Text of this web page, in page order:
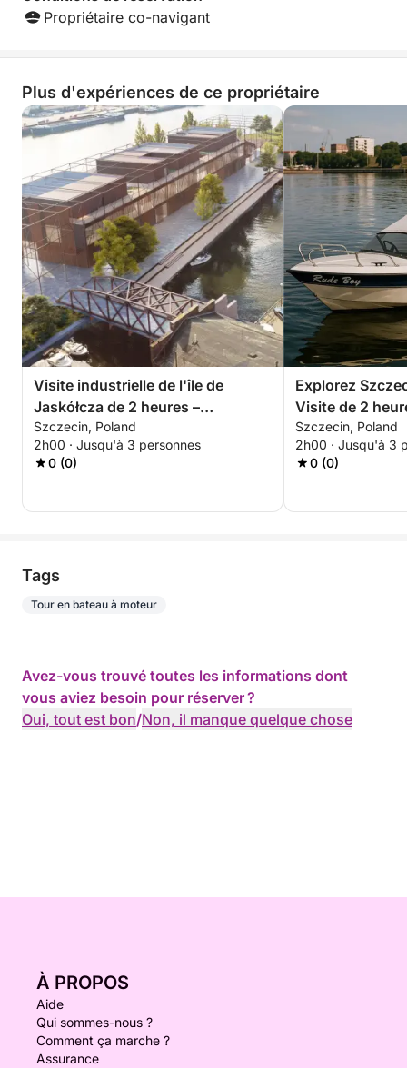
Plus qu'une simple excursion touristique, c'est un
moment de calme, d'apprentissage et de découverte
Réservez votre place dès aujourd'hui et découvrez
le cœur sauvage de Szczecin depuis l'eau.
Propriétaire co-navigant
Plus d'expériences de ce propriétaire
Visite industrielle de l'île de
Jaskółcza de 2 heures –
Découvrez le côté oublié de
Szczecin
Szczecin, Poland
2h00 · Jusqu'à 3 personnes
0 (0)
Explorez
Visite de 2
de l'île
Szczecin, Poland
2h00 · Jusqu'à 3
0 (0)
Tags
Tour en bateau à moteur
Avez-vous trouvé toutes les informations dont
vous aviez besoin pour réserver ?
Oui, tout est bon/Non, il manque quelque chose
À PROPOS
Aide
Qui sommes-nous ?
Comment ça marche ?
Assurance